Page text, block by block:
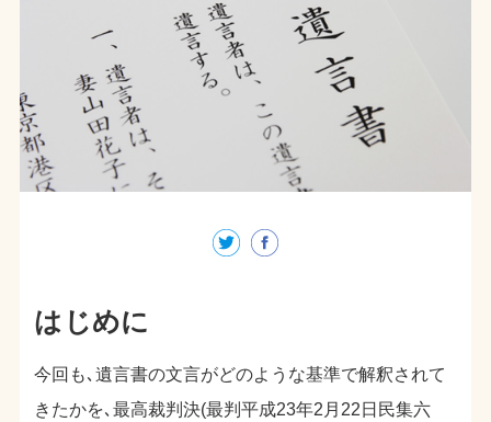
はじめに
今回も､遺言書の文言がどのような基準で解釈されて
きたかを､最高裁判決(最判平成23年2月22日民集六